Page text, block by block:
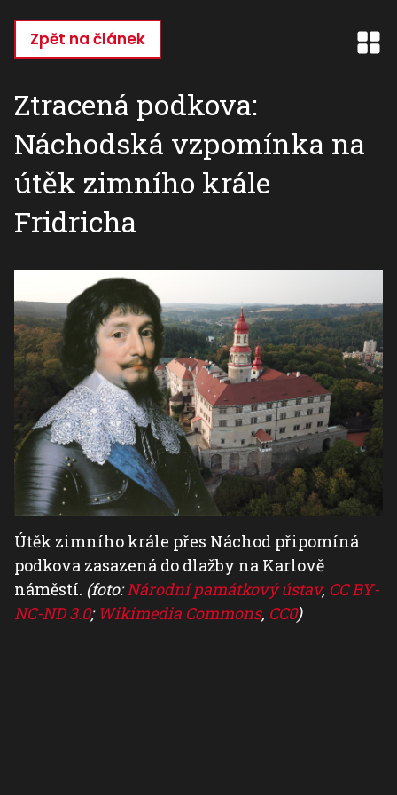
hlavnímu
Zpět na článek
Ztracená podkova:
Náchodská vzpomínka na
útěk zimního krále
Fridricha
Útěk zimního krále přes Náchod připomíná
podkova zasazená do dlažby na Karlově
náměstí. (foto:Národní památkový ústav, CC BY-
NC-ND 3.0; Wikimedia Commons, CC0)